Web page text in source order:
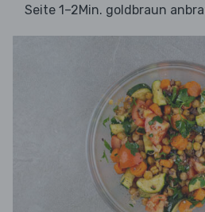
Seite 1–2Min. goldbraun